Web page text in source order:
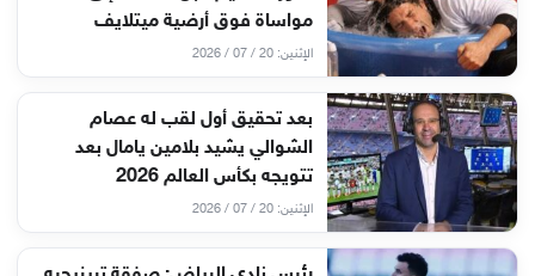
مواساة فوق أرضية ميتلايف
الإثنين: 20 / 07 / 2026
بعد تحقيق أول لقب له عصام
الشوالي يشيد بلامين يامال بعد
تتويجه بكأس العالم 2026
الإثنين: 20 / 07 / 2026